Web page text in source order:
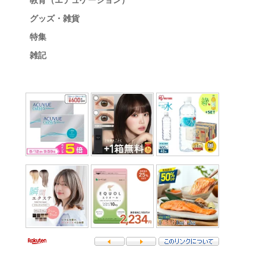
グッズ・雑貨
特集
雑記